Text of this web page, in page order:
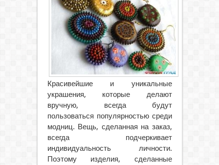
Красивейшие и уникальные
украшения, которые делают
вручную, всегда будут
пользоваться популярностью среди
модниц. Вещь, сделанная на заказ,
всегда подчеркивает
индивидуальность личности.
Поэтому изделия, сделанные